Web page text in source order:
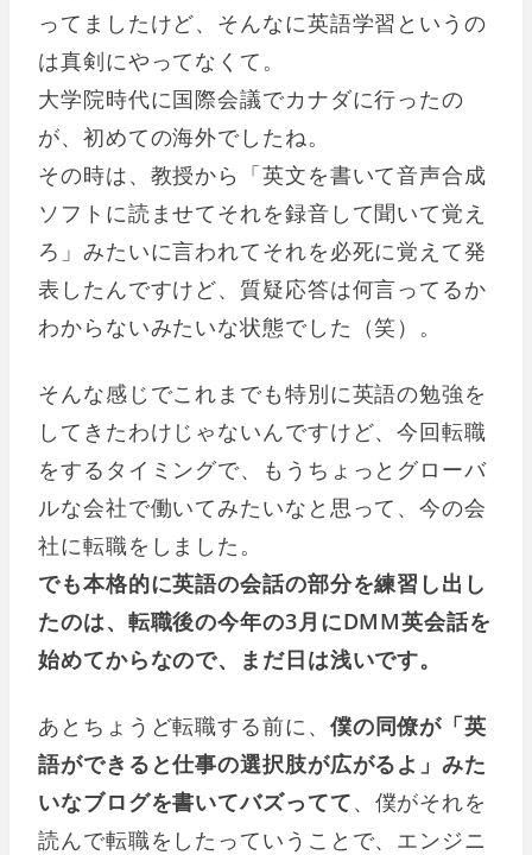
ってましたけど、そんなに英語学習というの
は真剣にやってなくて。
大学院時代に国際会議でカナダに行ったの
が、初めての海外でしたね。
その時は、教授から「英文を書いて音声合成
ソフトに読ませてそれを録音して聞いて覚え
ろ」みたいに言われてそれを必死に覚えて発
表したんですけど、質疑応答は何言ってるか
わからないみたいな状態でした（笑）。
そんな感じでこれまでも特別に英語の勉強を
してきたわけじゃないんですけど、今回転職
をするタイミングで、もうちょっとグローバ
ルな会社で働いてみたいなと思って、今の会
社に転職をしました。
でも本格的に英語の会話の部分を練習し出し
たのは、転職後の今年の3月にDMM英会話を
始めてからなので、まだ日は浅いです。
あとちょうど転職する前に、 僕の同僚が「英
語ができると仕事の選択肢が広がるよ」みた
いなブログを書いてバズってて、僕がそれを
読んで転職をしたっていうことで、エンジニ